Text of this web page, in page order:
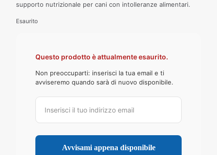
supporto nutrizionale per cani con intolleranze alimentari.
Esaurito
Questo prodotto è attualmente esaurito.
Non preoccuparti: inserisci la tua email e ti
avviseremo quando sarà di nuovo disponibile.